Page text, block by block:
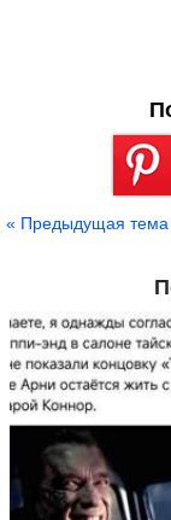
« Предыдущая тема